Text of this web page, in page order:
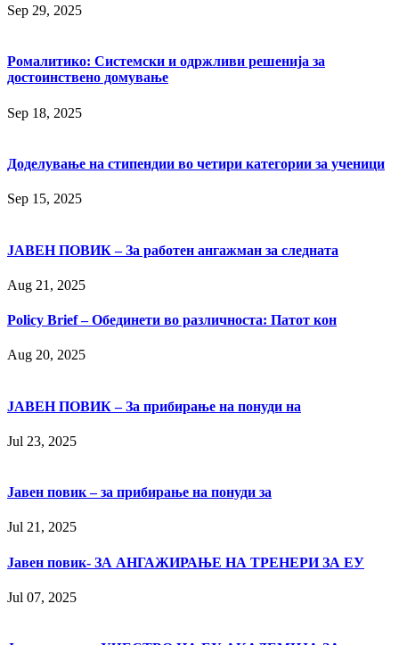
Sep 29, 2025
Ромалитико: Системски и одржливи решенија за
достоинствено домување
Sep 18, 2025
Доделување на стипендии во четири категории за ученици
Sep 15, 2025
ЈАВЕН ПОВИК – За работен ангажман за следната
Aug 21, 2025
Policy Brief – Обединети во различноста: Патот кон
Aug 20, 2025
ЈАВЕН ПОВИК – За прибирање на понуди на
Jul 23, 2025
Јавен повик – за прибирање на понуди за
Jul 21, 2025
Јавен повик- ЗА АНГАЖИРАЊЕ НА ТРЕНЕРИ ЗА ЕУ
Jul 07, 2025